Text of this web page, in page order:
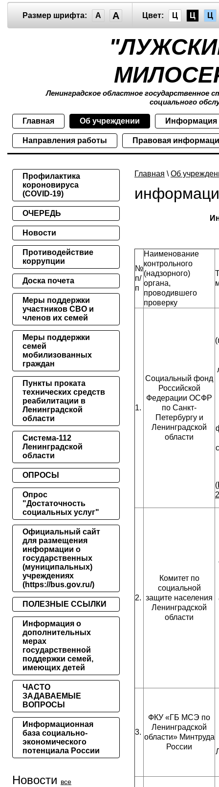
Размер шрифта: A A Цвет: Ц Ц Ц
Ленинградское областное государственное
социального
Главная Об учреждении Информация
Направления работы Правовая
Главная \ Об
№
п/
п
Наименование
контрольного
(надзорного)
органа,
проводившего
проверку
1.
Социальный фонд
Российской
Федерации ОСФР
по Санкт-
Петербургу и
Ленинградской
области
(
2.
Комитет по
социальной
защите населения
Ленинградской
области
3.
ФКУ «ГБ МСЭ по
Ленинградской
области» Минтруда
России
Профилактика
короновируса
(COVID-19)
ОЧЕРЕДЬ
Новости
Противодействие
коррупции
Доска почета
Меры поддержки
участников СВО и
членов их семей
Меры поддержки
семей
мобилизованных
граждан
Пункты проката
технических средств
реабилитации в
Ленинградской
области
Система-112
Ленинградской
области
ОПРОСЫ
Опрос
"Достаточность
социальных услуг"
Официальный сайт
для размещения
информации о
государственных
(муниципальных)
учреждениях
(https://bus.gov.ru/)
ПОЛЕЗНЫЕ ССЫЛКИ
Информация о
дополнительных
мерах
государственной
поддержки семей,
имеющих детей
ЧАСТО
ЗАДАВАЕМЫЕ
ВОПРОСЫ
Информационная
база социально-
экономического
потенциала России
Новости все